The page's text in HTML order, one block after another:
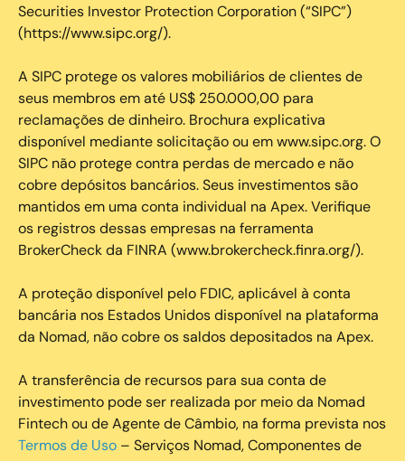
Securities Investor Protection Corporation (“SIPC”)
(https://www.sipc.org/).
A SIPC protege os valores mobiliários de clientes de
seus membros em até US$ 250.000,00 para
reclamações de dinheiro. Brochura explicativa
disponível mediante solicitação ou em www.sipc.org. O
SIPC não protege contra perdas de mercado e não
cobre depósitos bancários. Seus investimentos são
mantidos em uma conta individual na Apex. Verifique
os registros dessas empresas na ferramenta
BrokerCheck da FINRA (www.brokercheck.finra.org/).
A proteção disponível pelo FDIC, aplicável à conta
bancária nos Estados Unidos disponível na plataforma
da Nomad, não cobre os saldos depositados na Apex.
A transferência de recursos para sua conta de
investimento pode ser realizada por meio da Nomad
Fintech ou de Agente de Câmbio, na forma prevista nos
Termos de Uso – Serviços Nomad, Componentes de